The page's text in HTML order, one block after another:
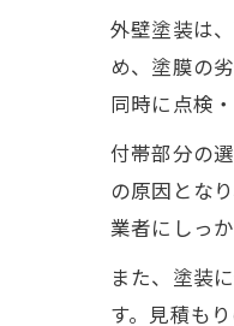
外壁塗装は
め、塗膜の
同時に点検
付帯部分の
の原因とな
業者にしっ
また、塗装
す。見積も